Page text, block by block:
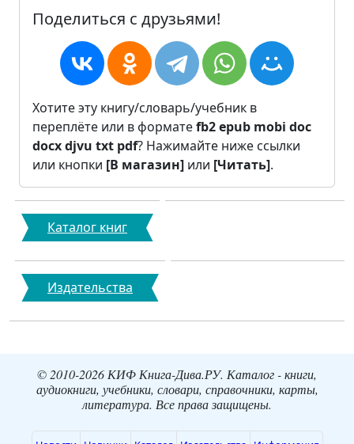
Поделиться с друзьями!
Хотите эту книгу/словарь/учебник в
переплёте или в форматеfb2epub mobi doc
docxdjvu txt pdf? Нажимайте ниже ссылки
или кнопки [В магазин] или [Читать].
Каталог книг
Издательства
© 2010-2026 КИФ Книга-Дива.РУ. Каталог - книги,
аудиокниги, учебники, словари, справочники, карты,
литература. Все права защищены.